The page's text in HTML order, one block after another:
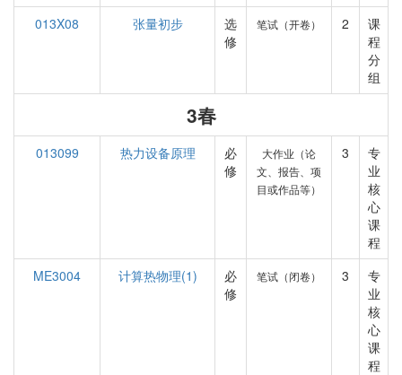
013X08
张量初步
选
修
笔试（开卷） 2
课
程
分
组
3春
013099 热力设备原理
必
修
大作业（论
文、报告、项
目或作品等）
3
专
业
核
心
课
程
ME3004
计算热物理(1)
必
修
笔试（闭卷） 3
专
业
核
心
课
程